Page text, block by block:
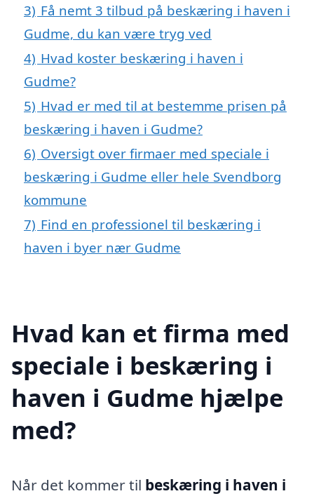
3) Få nemt 3 tilbud på beskæring i haven i
Gudme, du kan være tryg ved
4) Hvad koster beskæring i haven i
Gudme?
5) Hvad er med til at bestemme prisen på
beskæring i haven i Gudme?
6) Oversigt over firmaer med speciale i
beskæring i Gudme eller hele Svendborg
kommune
7) Find en professionel til beskæring i
haven i byer nær Gudme
Hvad kan et firma med
speciale i beskæring i
haven i Gudme hjælpe
med?
Når det kommer til beskæring i haven i